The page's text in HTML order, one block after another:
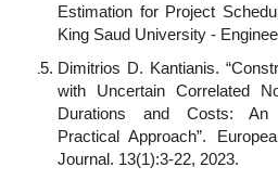
Estimation for Project
King Saud University -
Dimitrios D. Kantianis.
with Uncertain Correlated
Durations and Costs: An
Practical Approach”.
Journal. 13(1):3-22, 2023.